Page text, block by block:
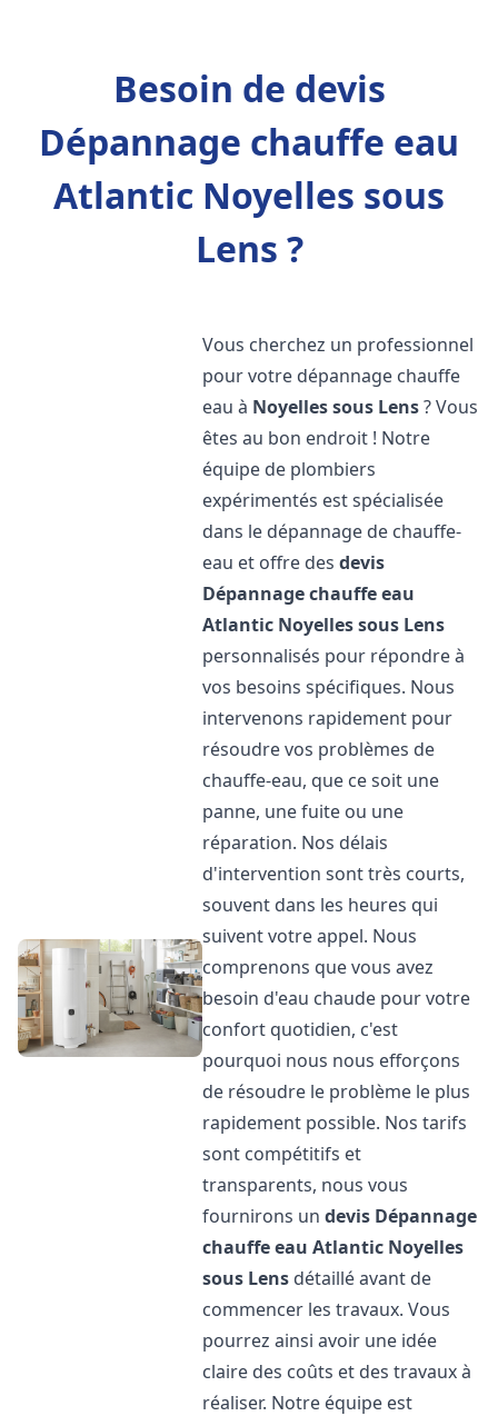
Besoin de devis
Dépannage chauffe eau
Atlantic Noyelles sous
Lens ?
Vous cherchez un professionnel
pour votre dépannage chauffe
eau à Noyelles sous Lens? Vous
êtes au bon endroit ! Notre
équipe de plombiers
expérimentés est spécialisée
dans le dépannage de chauffe-
eau et offre desdevis
Dépannage chauffe eau
Atlantic Noyelles sous Lens
personnalisés pour répondre à
vos besoins spécifiques. Nous
intervenons rapidement pour
résoudre vos problèmes de
chauffe-eau, que ce soit une
panne, une fuite ou une
réparation. Nos délais
d'intervention sont très courts,
souvent dans les heures qui
suivent votre appel. Nous
comprenons que vous avez
besoin d'eau chaude pour votre
confort quotidien, c'est
pourquoi nous nous efforçons
de résoudre le problème le plus
rapidement possible. Nos tarifs
sont compétitifs et
transparents, nous vous
fournirons undevis Dépannage
chauffe eau Atlantic Noyelles
sous Lens détaillé avant de
commencer les travaux. Vous
pourrez ainsi avoir une idée
claire des coûts et des travaux à
réaliser. Notre équipe est